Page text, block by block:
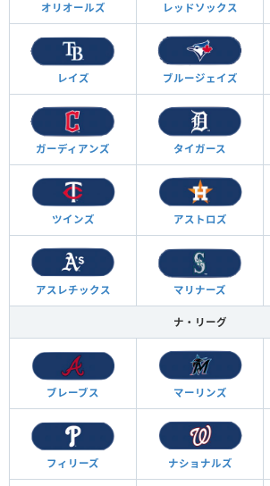
オリオールズ レッドソックス
レイズ ブルージェイズ
ガーディアンズ タイガース
ツインズ アストロズ
アスレチックス マリナーズ
ナ・リーグ
ブレーブス マーリンズ
フィリーズ ナショナルズ